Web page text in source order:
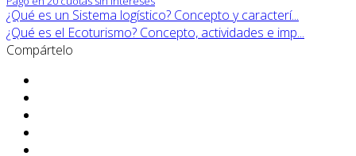
¿Qué es un Sistema logístico? Concepto y caracterí...
¿Qué es el Ecoturismo? Concepto, actividades e imp...
Compártelo